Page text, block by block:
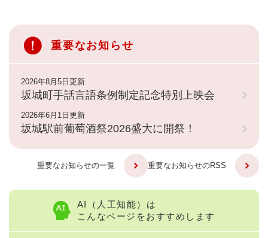
重要なお知らせ
2026年8月5日更新
坂城町手話言語条例制定記念特別上映会
2026年6月1日更新
坂城駅前葡萄酒祭2026盛大に開祭！
重要なお知らせの一覧 重要なお知らせのRSS
AI（人工知能）は
こんなページをおすすめします